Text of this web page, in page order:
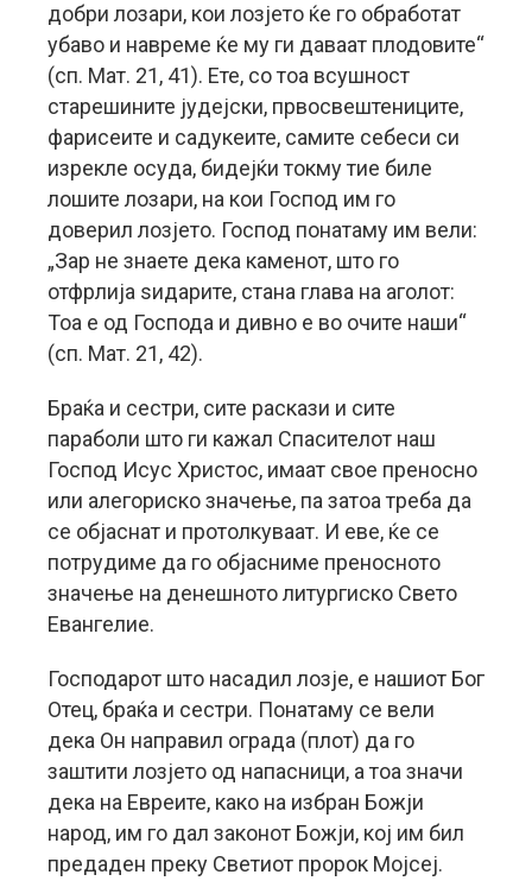
добри лозари, кои лозјето ќе го обработат
убаво и навреме ќе му ги даваат плодовите“
(сп. Мат. 21, 41). Ете, со тоа всушност
старешините јудејски, првосвештениците,
фарисеите и садукеите, самите себеси си
изрекле осуда, бидејќи токму тие биле
лошите лозари, на кои Господ им го
доверил лозјето. Господ понатаму им вели:
„Зар не знаете дека каменот, што го
отфрлија ѕидарите, стана глава на аголот:
Тоа е од Господа и дивно е во очите наши“
(сп. Мат. 21, 42).
Браќа и сестри, сите раскази и сите
параболи што ги кажал Спасителот наш
Господ Исус Христос, имаат свое преносно
или алегориско значење, па затоа треба да
се објаснат и протолкуваат. И еве, ќе се
потрудиме да го објасниме преносното
значење на денешното литургиско Свето
Евангелие.
Господарот што насадил лозје, е нашиот Бог
Отец, браќа и сестри. Понатаму се вели
дека Он направил ограда (плот) да го
заштити лозјето од напасници, а тоа значи
дека на Евреите, како на избран Божји
народ, им го дал законот Божји, кој им бил
предаден преку Светиот пророк Мојсеј.